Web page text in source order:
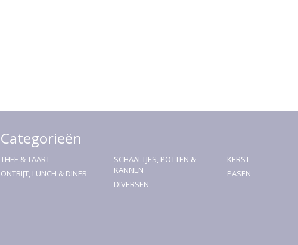
Categorieën
THEE & TAART
ONTBIJT, LUNCH & DINER
SCHAALTJES, POTTEN &
KANNEN
DIVERSEN
KERST
PASEN